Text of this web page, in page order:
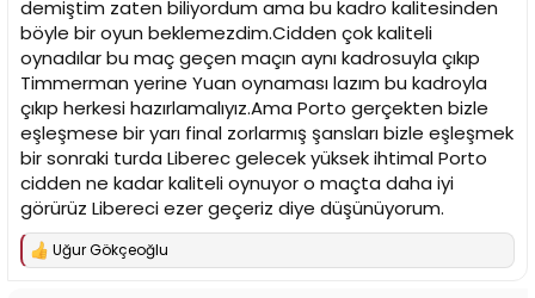
demiştim zaten biliyordum ama bu kadro kalitesinden
böyle bir oyun beklemezdim.Cidden çok kaliteli
oynadılar bu maç geçen maçın aynı kadrosuyla çıkıp
Timmerman yerine Yuan oynaması lazım bu kadroyla
çıkıp herkesi hazırlamalıyız.Ama Porto gerçekten bizle
eşleşmese bir yarı final zorlarmış şansları bizle eşleşmek
bir sonraki turda Liberec gelecek yüksek ihtimal Porto
cidden ne kadar kaliteli oynuyor o maçta daha iyi
görürüz Libereci ezer geçeriz diye düşünüyorum.
T
Uğur Gökçeoğlu